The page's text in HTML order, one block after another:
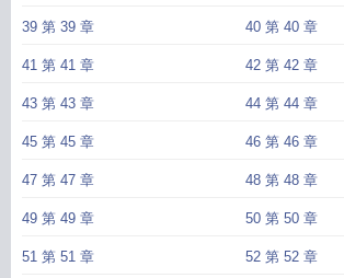
39 第 39 章 40 第 40 章
41 第 41 章 42 第 42 章
43 第 43 章 44 第 44 章
45 第 45 章 46 第 46 章
47 第 47 章 48 第 48 章
49 第 49 章 50 第 50 章
51 第 51 章 52 第 52 章